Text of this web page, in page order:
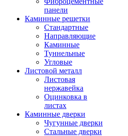
панели
Каминные решетки
Стандартные
Направляющие
Каминные
Туннельные
Угловые
Листовой металл
Листовая
нержавейка
Оцинковка в
листах
Каминные дверки
Чугунные дверки
Стальные дверки